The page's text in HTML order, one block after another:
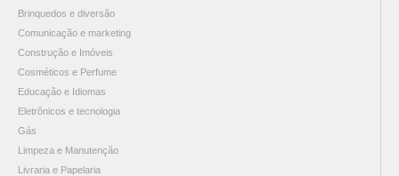
Brinquedos e diversão
Comunicação e marketing
Construção e Imóveis
Cosméticos e Perfume
Educação e Idiomas
Eletrônicos e tecnologia
Gás
Limpeza e Manutenção
Livraria e Papelaria